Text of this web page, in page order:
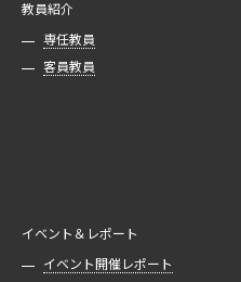
教員紹介
専任教員
客員教員
イベント＆レポート
イベント開催レポート